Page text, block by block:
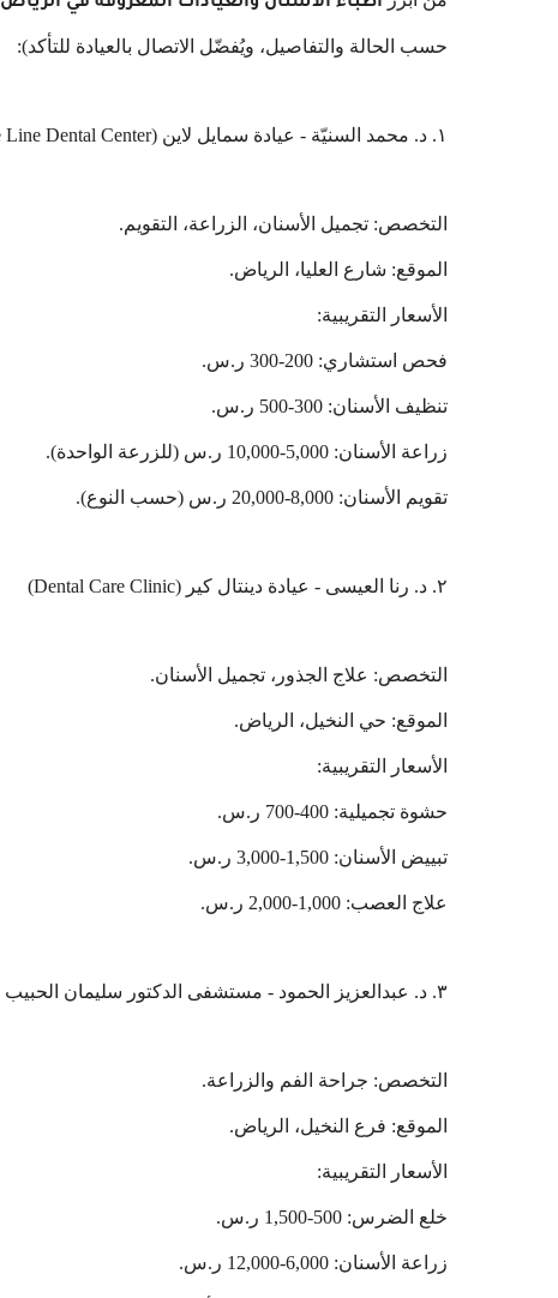
حسب الحالة والتفاصيل، ويُفضّل الاتصال بالعيادة للتأكد):
١. د. محمد السنيّة - عيادة سمايل لاين (Smile Line Dental Center)
التخصص: تجميل الأسنان، الزراعة، التقويم.
الموقع: شارع العليا، الرياض.
الأسعار التقريبية:
فحص استشاري: 200-300 ر.س.
تنظيف الأسنان: 300-500 ر.س.
زراعة الأسنان: 5,000-10,000 ر.س (للزرعة الواحدة).
تقويم الأسنان: 8,000-20,000 ر.س (حسب النوع).
٢. د. رنا العيسى - عيادة دينتال كير (Dental Care Clinic)
التخصص: علاج الجذور، تجميل الأسنان.
الموقع: حي النخيل، الرياض.
الأسعار التقريبية:
حشوة تجميلية: 400-700 ر.س.
تبييض الأسنان: 1,500-3,000 ر.س.
علاج العصب: 1,000-2,000 ر.س.
٣. د. عبدالعزيز الحمود - مستشفى الدكتور سليمان الحبيب (Sulaiman Al Habib Hospital)
التخصص: جراحة الفم والزراعة.
الموقع: فرع النخيل، الرياض.
الأسعار التقريبية:
خلع الضرس: 500-1,500 ر.س.
زراعة الأسنان: 6,000-12,000 ر.س.